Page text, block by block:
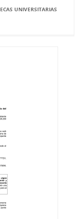
UNIVERSITARIAS